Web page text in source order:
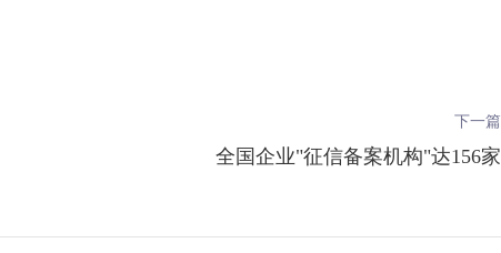
下一篇
全国企业"征信备案机构"达156家